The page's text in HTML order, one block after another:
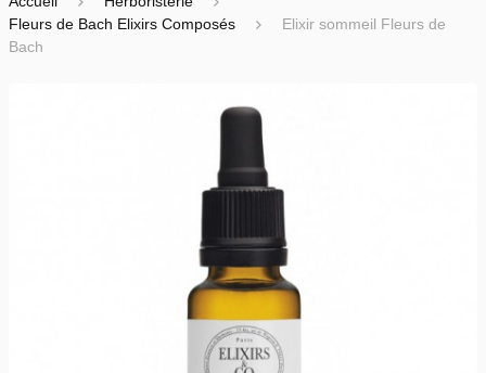
Fleurs de Bach Elixirs Composés
Elixir sommeil Fleurs de
Bach